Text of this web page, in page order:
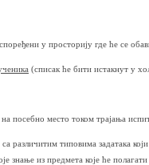
у просторију где ће се
(списак ће бити истакнут у
посебно место током трајања
различитим типовима задатака
знање из предмета које ће